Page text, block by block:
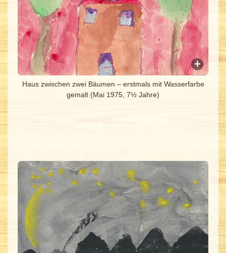
Haus zwischen zwei Bäumen – erstmals mit Wasserfarbe
gemalt (Mai 1975, 7½ Jahre)